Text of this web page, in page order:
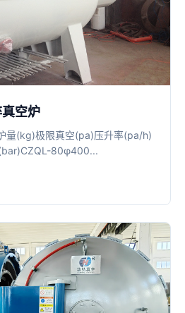
空炉
量(kg)极限真空(pa)压升率(pa/h)
80φ400...